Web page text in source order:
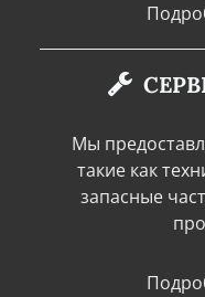
Мы
такие как
запасные